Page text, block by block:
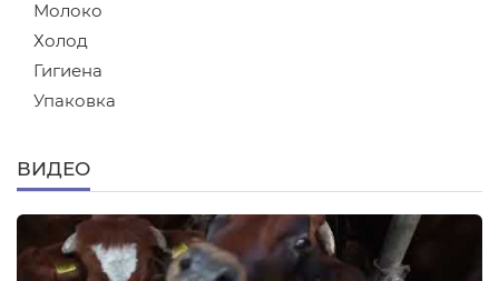
Молоко
Холод
Гигиена
Упаковка
ВИДЕО